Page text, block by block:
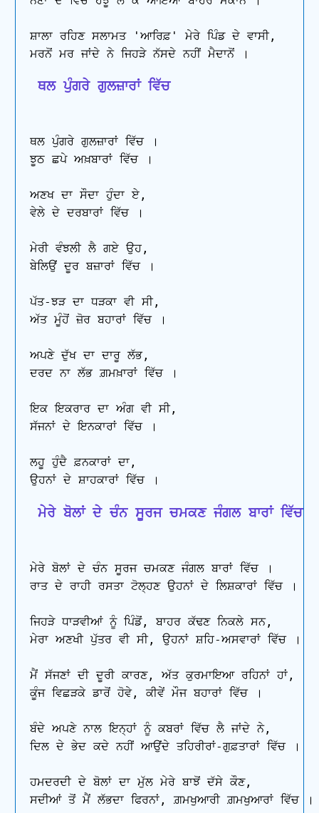
ਸ਼ਾਲਾ ਰਹਿਣ ਸਲਾਮਤ 'ਆਰਿਫ਼' ਮੇਰੇ ਪਿੰਡ ਦੇ ਵਾਸੀ,
ਥਲ ਪੁੰਗਰੇ ਗੁਲਜ਼ਾਰਾਂ ਵਿੱਚ
ਥਲ ਪੁੰਗਰੇ ਗੁਲਜ਼ਾਰਾਂ ਵਿੱਚ ।
ਝੂਠ ਛਪੇ ਅਖ਼ਬਾਰਾਂ ਵਿੱਚ ।
ਅਣਖ ਦਾ ਸੌਦਾ ਹੁੰਦਾ ਏ,
ਵੇਲੇ ਦੇ ਦਰਬਾਰਾਂ ਵਿੱਚ ।
ਮੇਰੀ ਵੰਝਲੀ ਲੈ ਗਏ ਉਹ,
ਬੇਲਿਉਂ ਦੂਰ ਬਜ਼ਾਰਾਂ ਵਿੱਚ ।
ਪੱਤ-ਝੜ ਦਾ ਧੜਕਾ ਵੀ ਸੀ,
ਅੱਤ ਮੂੰਹੋਂ ਜ਼ੋਰ ਬਹਾਰਾਂ ਵਿੱਚ ।
ਅਪਣੇ ਦੁੱਖ ਦਾ ਦਾਰੂ ਲੱਭ,
ਦਰਦ ਨਾ ਲੱਭ ਗ਼ਮਖ਼ਾਰਾਂ ਵਿੱਚ ।
ਇਕ ਇਕਰਾਰ ਦਾ ਅੰਗ ਵੀ ਸੀ,
ਸੱਜਨਾਂ ਦੇ ਇਨਕਾਰਾਂ ਵਿੱਚ ।
ਲਹੂ ਹੁੰਦੈ ਫ਼ਨਕਾਰਾਂ ਦਾ,
ਮੇਰੇ ਬੋਲਾਂ ਦੇ ਚੰਨ ਸੂਰਜ ਚਮਕਣ ਜੰਗਲ ਬਾਰਾਂ ਵਿੱਚ
ਮੇਰੇ ਬੋਲਾਂ ਦੇ ਚੰਨ ਸੂਰਜ ਚਮਕਣ ਜੰਗਲ ਬਾਰਾਂ ਵਿੱਚ ।
ਰਾਤ ਦੇ ਰਾਹੀ ਰਸਤਾ ਟੋਲ੍ਹਣ ਉਹਨਾਂ ਦੇ ਲਿਸ਼ਕਾਰਾਂ ਵਿੱਚ ।
ਜਿਹੜੇ ਧਾੜਵੀਆਂ ਨੂੰ ਪਿੰਡੋਂ, ਬਾਹਰ ਕੱਢਣ ਨਿਕਲੇ ਸਨ,
ਮੇਰਾ ਅਣਖੀ ਪੁੱਤਰ ਵੀ ਸੀ, ਉਹਨਾਂ ਸ਼ਹਿ-ਅਸਵਾਰਾਂ ਵਿੱਚ ।
ਮੈਂ ਸੱਜਣਾਂ ਦੀ ਦੂਰੀ ਕਾਰਣ, ਅੱਤ ਕੁਰਮਾਇਆ ਰਹਿਨਾਂ ਹਾਂ,
ਕੂੰਜ ਵਿਛੜਕੇ ਡਾਰੋਂ ਹੋਵੇ, ਕੀਵੇਂ ਮੌਜ ਬਹਾਰਾਂ ਵਿੱਚ ।
ਬੰਦੇ ਅਪਣੇ ਨਾਲ ਇਨ੍ਹਾਂ ਨੂੰ ਕਬਰਾਂ ਵਿੱਚ ਲੈ ਜਾਂਦੇ ਨੇ,
ਦਿਲ ਦੇ ਭੇਦ ਕਦੇ ਨਹੀਂ ਆਉਂਦੇ ਤਹਿਰੀਰਾਂ-ਗੁਫ਼ਤਾਰਾਂ ਵਿੱਚ ।
ਹਮਦਰਦੀ ਦੇ ਬੋਲਾਂ ਦਾ ਮੁੱਲ ਮੇਰੇ ਬਾਝੋਂ ਦੱਸੇ ਕੌਣ,
ਸਦੀਆਂ ਤੋਂ ਮੈਂ ਲੱਭਦਾ ਫਿਰਨਾਂ, ਗ਼ਮਖੁਆਰੀ ਗ਼ਮਖੁਆਰਾਂ ਵਿੱਚ ।